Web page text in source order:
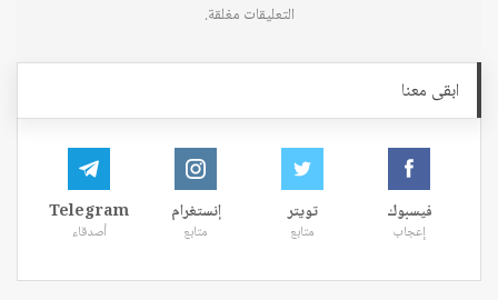
التعليقات مغلقة.
ابقى معنا
فيسبوك
إعجاب
تويتر
متابع
إنستغرام
متابع
Telegram
أصدقاء